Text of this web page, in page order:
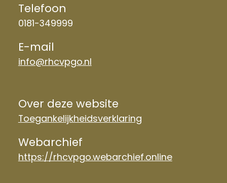
Telefoon
0181-349999
E-mail
info@rhcvpgo.nl
Over deze website
Toegankelijkheidsverklaring
Webarchief
https://rhcvpgo.webarchief.online